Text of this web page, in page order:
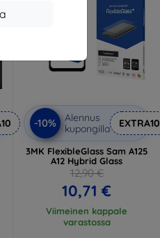
-10%
Alennus
kupongilla
EXTRA10
3MK FlexibleGlass Sam A125
A12 Hybrid Glass
12,90 €
10,71 €
Viimeinen kappale
varastossa